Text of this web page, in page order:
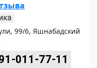
99/6, Яшнабадский
011-77-11